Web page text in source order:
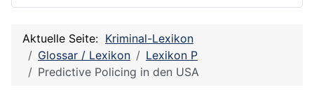
Aktuelle Seite: Kriminal-Lexikon
Glossar / Lexikon
Lexikon P
Predictive Policing in den USA